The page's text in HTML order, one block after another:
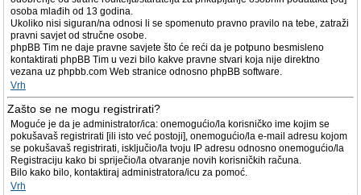
osoba mlađih od 13 godina.
Ukoliko nisi siguran/na odnosi li se spomenuto pravno pravilo na tebe, zatraži
pravni savjet od stručne osobe.
phpBB Tim ne daje pravne savjete što će reći da je potpuno besmisleno
kontaktirati phpBB Tim u vezi bilo kakve pravne stvari koja nije direktno
vezana uz phpbb.com Web stranice odnosno phpBB software.
Vrh
Zašto se ne mogu registrirati?
Moguće je da je administrator/ica: onemogućio/la korisničko ime kojim se
pokušavaš registrirati [ili isto već postoji], onemogućio/la e-mail adresu kojom
se pokušavaš registrirati, isključio/la tvoju IP adresu odnosno onemogućio/la
Registraciju kako bi spriječio/la otvaranje novih korisničkih računa.
Bilo kako bilo, kontaktiraj administratora/icu za pomoć.
Vrh